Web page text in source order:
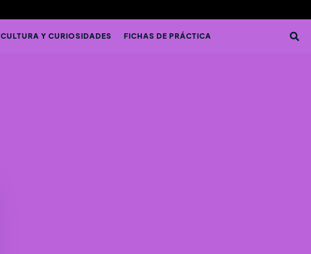
CULTURA Y CURIOSIDADES FICHAS DE PRÁCTICA